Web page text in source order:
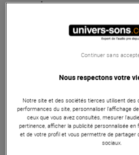
Best of
BoomTone DJ
Nous respectons votre
Notre site et des sociétés tierces utilisent des
performances du site, personnaliser l’affichage
ceux que vous avez consultés, mesurer
pertinence, afficher la publicité personnalisée
et de votre profil et vous permettre de partager
sociaux.
Continuer sans